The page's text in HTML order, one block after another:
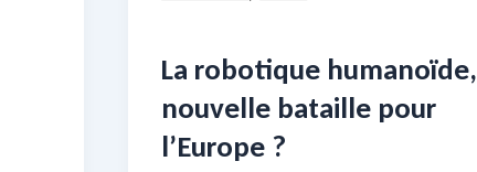
La robotique humanoïde,
nouvelle bataille pour
l’Europe ?